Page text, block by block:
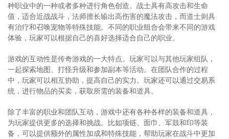
种职业中的一种或者多种进行角色创造。战士具有高攻击和生命
值，适合近战战斗，法师擅长输出高伤害的魔法攻击，而道士则具
有治疗和召唤宠物等特殊技能。不同的职业组合会带来不同的游戏
体验，玩家可以根据自己的喜好选择适合自己的职业。
游戏的互动性是传奇游戏的一大特点。玩家可以与其他玩家组队，
一起探索地图、打怪升级和参加副本等活动。在团队合作的过程
中，玩家可以相互协助，提高自己的实力。玩家还可以通过交易系
统，进行物品的买卖，获取所需的装备和道具。
除了丰富的职业和团队互动，游戏中还有各种各样的装备和道具，
为玩家提供更多的选择和挑战。比如项链、面巾、军鼓和印等装
备，可以提供额外的属性加成和特殊技能，帮助玩家在战斗中更加